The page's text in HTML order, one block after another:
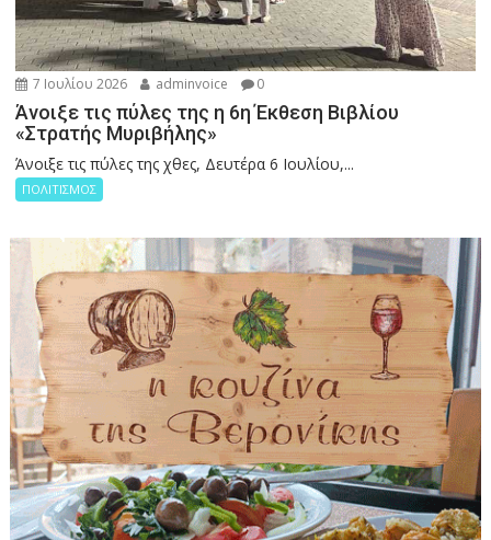
7 Ιουλίου 2026 adminvoice 0
Άνοιξε τις πύλες της η 6η Έκθεση Βιβλίου
«Στρατής Μυριβήλης»
Άνοιξε τις πύλες της χθες, Δευτέρα 6 Ιουλίου,...
ΠΟΛΙΤΙΣΜΟΣ